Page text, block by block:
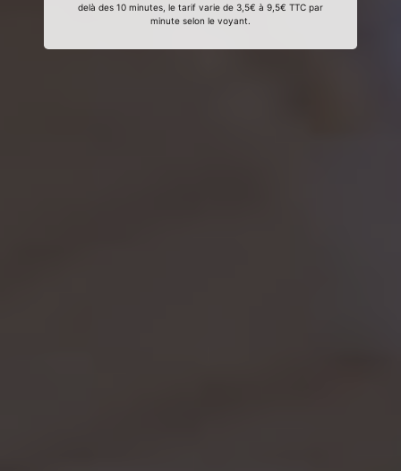
delà des 10 minutes, le tarif varie de 3,5€ à 9,5€ TTC par
minute selon le voyant.